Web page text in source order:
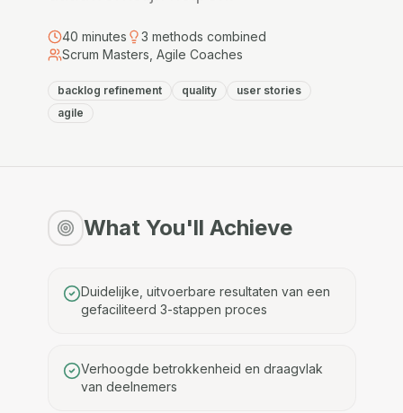
40 minutes 3 methods combined
Scrum Masters, Agile Coaches
backlog refinement quality
user stories
agile
What You'll Achieve
Duidelijke, uitvoerbare resultaten van een
gefaciliteerd 3-stappen proces
Verhoogde betrokkenheid en draagvlak
van deelnemers